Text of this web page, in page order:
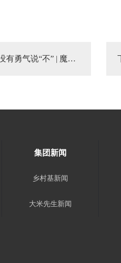
” | 魔都战疫口述实录
集团新闻
乡村基新闻
大米先生新闻